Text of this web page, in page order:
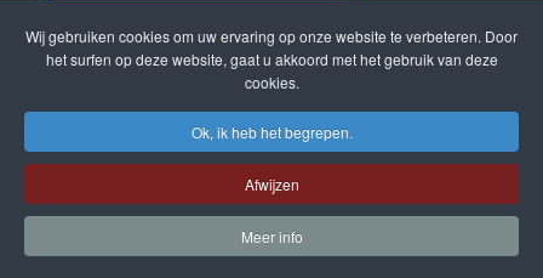
Wij gebruiken cookies om uw ervaring op onze website te verbeteren. Door
het surfen op deze website, gaat u akkoord met het gebruik van deze
cookies.
Ok, ik heb het begrepen.
Afwijzen
Meer info